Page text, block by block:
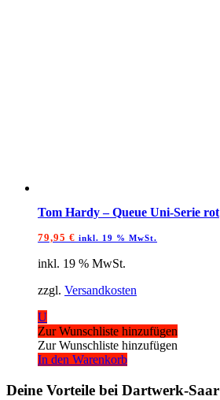
Tom Hardy – Queue Uni-Serie rot
79,95 € inkl. 19 % MwSt.
inkl. 19 % MwSt.
zzgl. Versandkosten
U
Zur Wunschliste hinzufügen
Zur Wunschliste hinzufügen
In den Warenkorb
Deine Vorteile bei Dartwerk-Saar